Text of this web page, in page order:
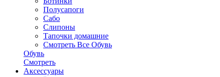
Полусапоги
Сабо
Слипоны
Тапочки домашние
Смотреть Все Обувь
Обувь
Смотреть
Аксесcуары